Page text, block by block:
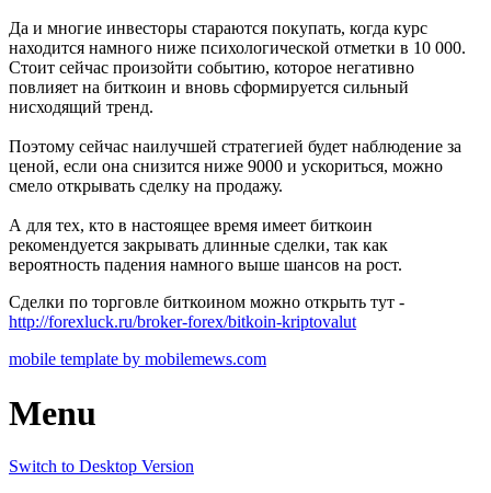
Да и многие инвесторы стараются покупать, когда курс
находится намного ниже психологической отметки в 10 000.
Стоит сейчас произойти событию, которое негативно
повлияет на биткоин и вновь сформируется сильный
нисходящий тренд.
Поэтому сейчас наилучшей стратегией будет наблюдение за
ценой, если она снизится ниже 9000 и ускориться, можно
смело открывать сделку на продажу.
А для тех, кто в настоящее время имеет биткоин
рекомендуется закрывать длинные сделки, так как
вероятность падения намного выше шансов на рост.
Сделки по торговле биткоином можно открыть тут -
http://forexluck.ru/broker-forex/bitkoin-kriptovalut
mobile template by mobilemews.com
Menu
Switch to Desktop Version